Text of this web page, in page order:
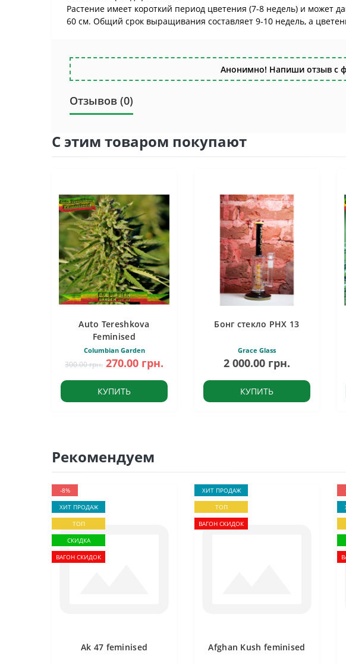
Растение имеет короткий период цветения (7-8 недель) и может
60 см. Общий срок выращивания составляет 9-10 недель, а
Анонимно! Напиши отзыв с
Отзывов (0)
С этим товаром покупают
Auto Tereshkova
Feminised
Columbian Garden
300.00 грн. 270.00 грн.
КУПИТЬ
Бонг стекло PHX 13
Grace Glass
2 000.00 грн.
КУПИТЬ
Рекомендуем
-8%
ХИТ ПРОДАЖ
ТОП
СКИДКА
ВАГОН СКИДОК
Ak 47 feminised
ХИТ ПРОДАЖ
ТОП
ВАГОН СКИДОК
Afghan Kush feminised